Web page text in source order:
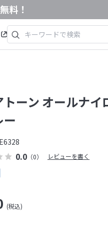
料！
0.0 （0） レビューを書く
トーン オールナ
ー